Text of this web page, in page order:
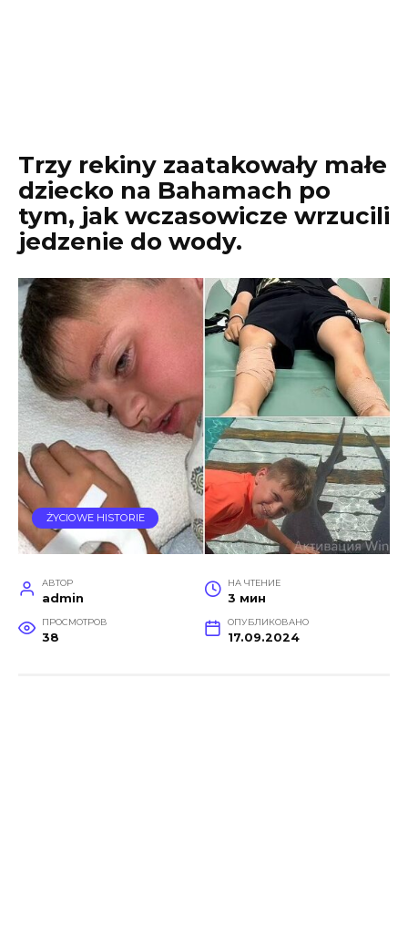
Trzy rekiny zaatakowały małe
dziecko na Bahamach po
tym, jak wczasowicze wrzucili
jedzenie do wody.
ŻYCIOWE HISTORIE
АВТОР
admin
НА ЧТЕНИЕ
3 мин
ПРОСМОТРОВ
38
ОПУБЛИКОВАНО
17.09.2024